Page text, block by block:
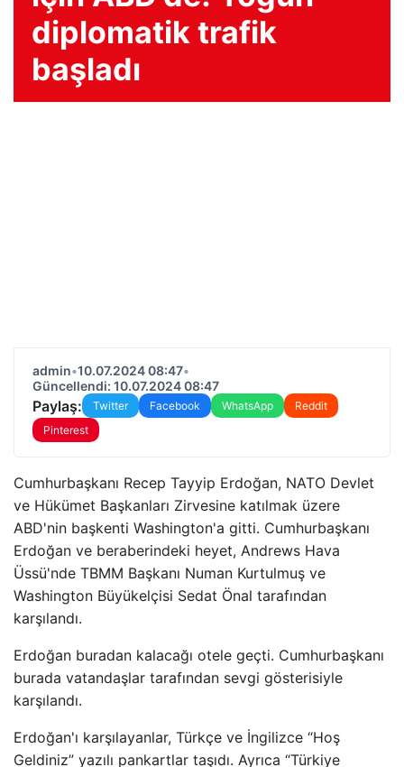
diplomatik trafik
başladı
admin•10.07.2024 08:47•
Güncellendi: 10.07.2024 08:47
Paylaş: Twitter Facebook WhatsApp
Reddit
Pinterest
Cumhurbaşkanı Recep Tayyip Erdoğan, NATO Devlet
ve Hükümet Başkanları Zirvesine katılmak üzere
ABD'nin başkenti Washington'a gitti. Cumhurbaşkanı
Erdoğan ve beraberindeki heyet, Andrews Hava
Üssü'nde TBMM Başkanı Numan Kurtulmuş ve
Washington Büyükelçisi Sedat Önal tarafından
karşılandı.
Erdoğan buradan kalacağı otele geçti. Cumhurbaşkanı
burada vatandaşlar tarafından sevgi gösterisiyle
karşılandı.
Erdoğan'ı karşılayanlar, Türkçe ve İngilizce “Hoş
Geldiniz” yazılı pankartlar taşıdı. Ayrıca “Türkiye